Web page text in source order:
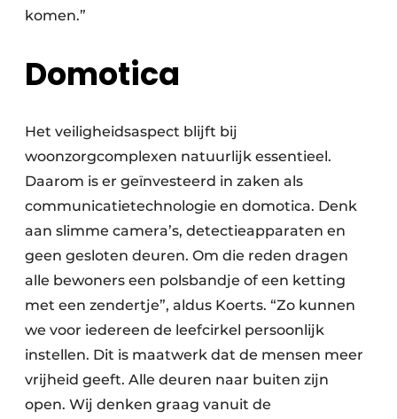
komen.”
Domotica
Het veiligheidsaspect blijft bij
woonzorgcomplexen natuurlijk essentieel.
Daarom is er geïnvesteerd in zaken als
communicatietechnologie en domotica. Denk
aan slimme camera’s, detectieapparaten en
geen gesloten deuren. Om die reden dragen
alle bewoners een polsbandje of een ketting
met een zendertje”, aldus Koerts. “Zo kunnen
we voor iedereen de leefcirkel persoonlijk
instellen. Dit is maatwerk dat de mensen meer
vrijheid geeft. Alle deuren naar buiten zijn
open. Wij denken graag vanuit de